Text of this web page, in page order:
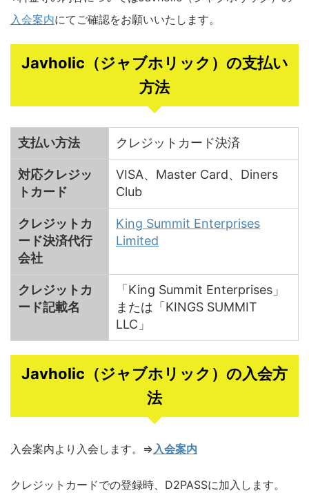
入会案内にてご確認をお願いいたします。
Javholic（ジャブホリック）の支払い
方法
支払い方法 クレジットカード決済
対応クレジッ
トカード
VISA、Master Card、Diners
Club
クレジットカ
ード決済代行
会社
King Summit Enterprises
Limited
クレジットカ
ード記載名
「King Summit Enterprises」
または「KINGS SUMMIT
LLC」
Javholic（ジャブホリック）の入会方
法
入会案内より入会します。⇒入会案内
クレジットカードでの登録時、D2PASSに加入します。